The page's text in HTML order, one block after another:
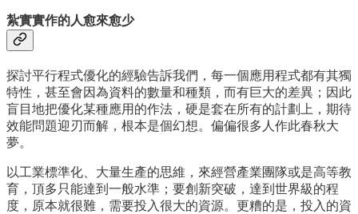
紮實實作的人愈來愈少
探討平行程式優化的經驗告訴我們，每一個應用程式都有其獨
特性，甚至會因為資料的數量和種類，而有巨大的差異；因此
盲目地把優化某種應用的作法，硬是套在所有的計劃上，期待
效能問題迎刃而解，根本是個幻想。偏偏很多人作此春秋大
夢。
以工業標準化、大量生產的思維，來經營產業團隊或是高等教
育，頂多只能達到一般水準；要創新突破，達到世界級的程
度，原本就很難，需要投入很大的資源。更糟的是，投入的資